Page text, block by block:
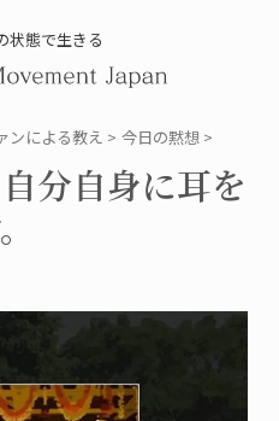
状態で生きる
ンによる教え > 今日の黙想 >
分自身に耳を